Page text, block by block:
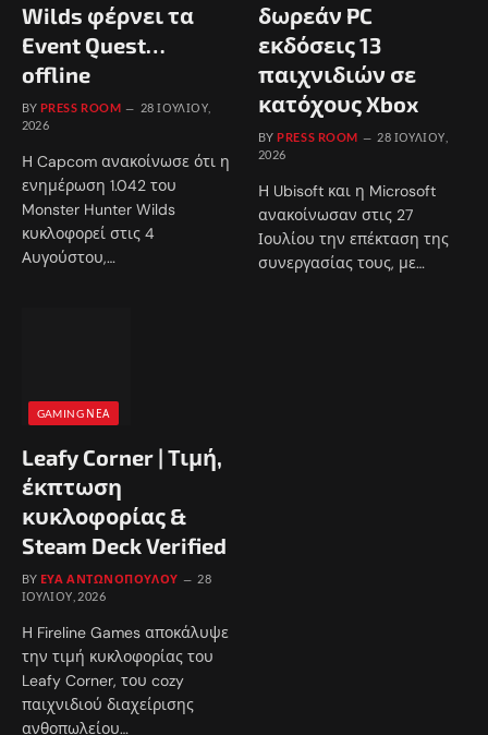
Wilds φέρνει τα
Event Quest…
offline
BY PRESS ROOM
28 ΙΟΥΛΊΟΥ,
2026
Η Capcom ανακοίνωσε ότι η
ενημέρωση 1.042 του
Monster Hunter Wilds
κυκλοφορεί στις 4
Αυγούστου,…
δωρεάν PC
εκδόσεις 13
παιχνιδιών σε
κατόχους Xbox
BY PRESS ROOM
28 ΙΟΥΛΊΟΥ,
2026
Η Ubisoft και η Microsoft
ανακοίνωσαν στις 27
Ιουλίου την επέκταση της
συνεργασίας τους, με…
GAMING ΝΈΑ
Leafy Corner | Τιμή,
έκπτωση
κυκλοφορίας &
Steam Deck Verified
BY ΕΎΑ ΑΝΤΩΝΟΠΟΎΛΟΥ
28
ΙΟΥΛΊΟΥ, 2026
Η Fireline Games αποκάλυψε
την τιμή κυκλοφορίας του
Leafy Corner, του cozy
παιχνιδιού διαχείρισης
ανθοπωλείου…